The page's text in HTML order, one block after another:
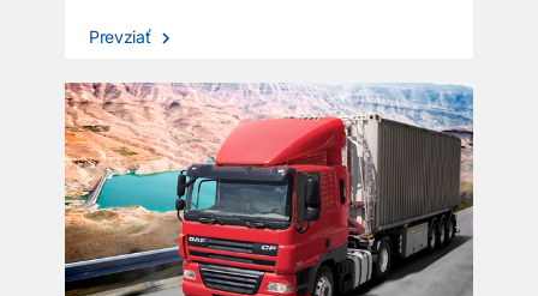
Prevziať